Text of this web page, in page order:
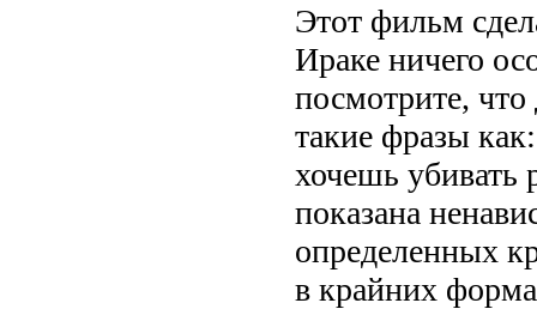
Этот фильм
Ираке ничего
посмотрите,
такие фразы
хочешь убивать
показана
определенных
в крайних